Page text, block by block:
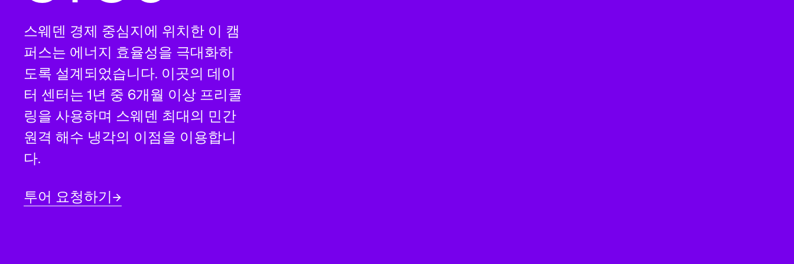
스웨덴 경제 중심지에 위치한 이 캠
퍼스는 에너지 효율성을 극대화하
도록 설계되었습니다. 이곳의 데이
터 센터는 1년 중 6개월 이상 프리쿨
링을 사용하며 스웨덴 최대의 민간
원격 해수 냉각의 이점을 이용합니
다.
투어 요청하기